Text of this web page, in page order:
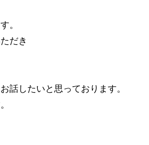
。
だき
話したいと思っております。